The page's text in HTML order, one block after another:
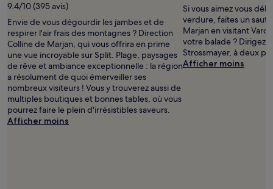
droits
prise
par
AC
Millorrison
9.4/10 (395 avis)
Envie de vous dégourdir les jambes et de
respirer l'air frais des montagnes ? Direction
Colline de Marjan, qui vous offrira en prime
une vue incroyable sur Split. Plage, paysages
de rêve et ambiance exceptionnelle : la région
a résolument de quoi émerveiller ses
nombreux visiteurs ! Vous y trouverez aussi de
multiples boutiques et bonnes tables, où vous
pourrez faire le plein d'irrésistibles saveurs.
Afficher moins
Si vous aimez vous
verdure, faites un saut
Marjan en visitant
votre balade ? Dirigez-
Strossmayer, à deux
Afficher moins